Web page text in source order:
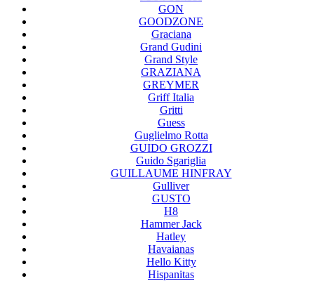
GON
GOODZONE
Graciana
Grand Gudini
Grand Style
GRAZIANA
GREYMER
Griff Italia
Gritti
Guess
Guglielmo Rotta
GUIDO GROZZI
Guido Sgariglia
GUILLAUME HINFRAY
Gulliver
GUSTO
H8
Hammer Jack
Hatley
Havaianas
Hello Kitty
Hispanitas